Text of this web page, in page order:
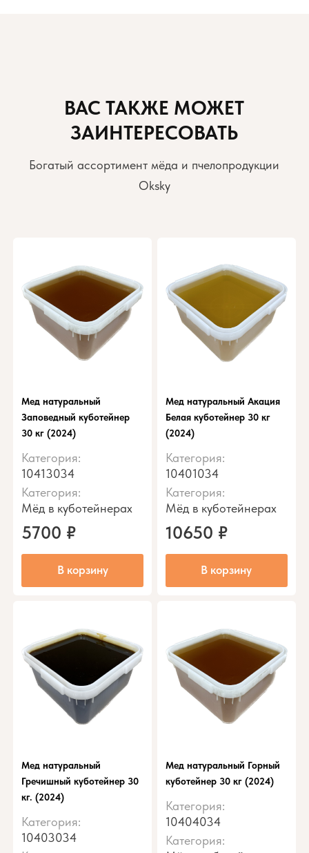
ВАС ТАКЖЕ МОЖЕТ
ЗАИНТЕРЕСОВАТЬ
Богатый ассортимент мёда и пчелопродукции
Oksky
Мед натуральный
Заповедный куботейнер
30 кг (2024)
Категория:
10413034
Категория:
Мёд в куботейнерах
5700 ₽
В корзину
Мед натуральный Акация
Белая куботейнер 30 кг
(2024)
Категория:
10401034
Категория:
Мёд в куботейнерах
10650 ₽
В корзину
Мед натуральный
Гречишный куботейнер 30
кг. (2024)
Категория:
10403034
Мед натуральный Горный
куботейнер 30 кг (2024)
Категория:
10404034
Категория: